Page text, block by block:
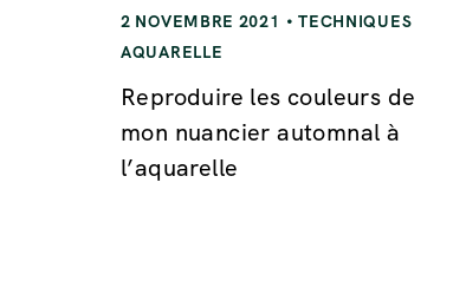
2 NOVEMBRE 2021
TECHNIQUES
AQUARELLE
Reproduire les couleurs de
mon nuancier automnal à
l’aquarelle